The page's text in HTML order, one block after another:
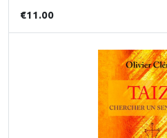
€11.00